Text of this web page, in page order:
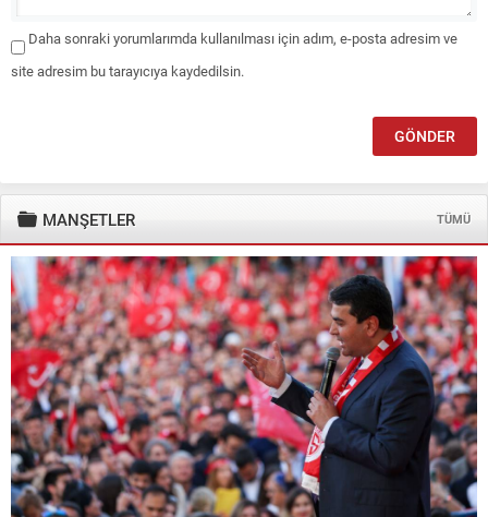
Daha sonraki yorumlarımda kullanılması için adım, e-posta adresim ve
site adresim bu tarayıcıya kaydedilsin.
MANŞETLER TÜMÜ